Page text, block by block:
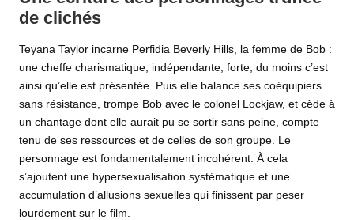
de clichés
Teyana Taylor incarne Perfidia Beverly Hills, la femme de Bob :
une cheffe charismatique, indépendante, forte, du moins c’est
ainsi qu’elle est présentée. Puis elle balance ses coéquipiers
sans résistance, trompe Bob avec le colonel Lockjaw, et cède à
un chantage dont elle aurait pu se sortir sans peine, compte
tenu de ses ressources et de celles de son groupe. Le
personnage est fondamentalement incohérent. À cela
s’ajoutent une hypersexualisation systématique et une
accumulation d’allusions sexuelles qui finissent par peser
lourdement sur le film.